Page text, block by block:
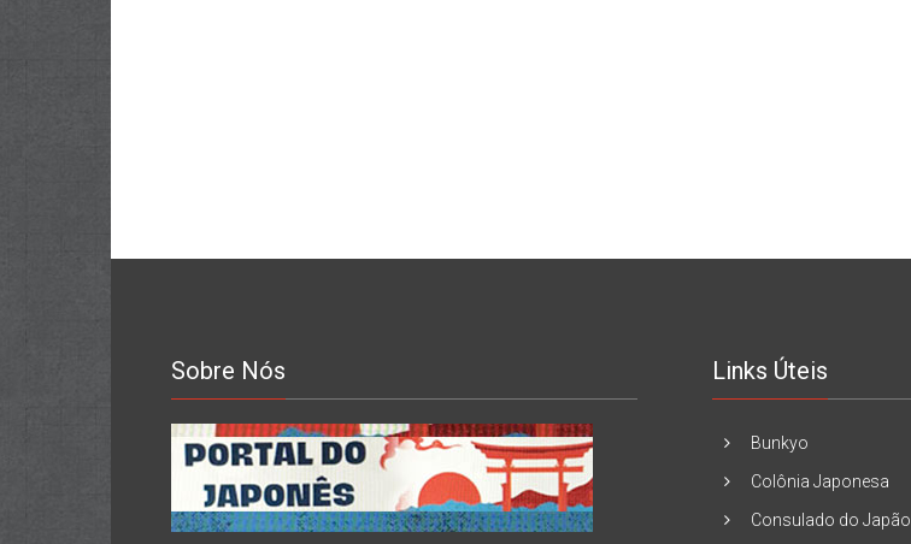
Sobre Nós Links Úteis
Bunkyo
Colônia Japonesa
Consulado do Japão